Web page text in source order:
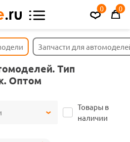
0 0
Запчасти для
Тип
Оптом
Товары в
наличии